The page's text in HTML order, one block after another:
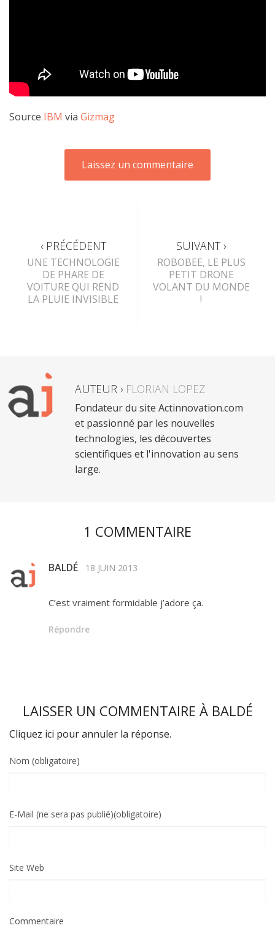
Source IBM via Gizmag
‹ PRÉCÉDENT
UNE TECHNOLOGIE
DE PHARE DE
VOITURE QUI REND
LA PLUIE INVISIBLE
SUIVANT ›
ROBOBEE, LE PLUS
PETIT DRONE
VOLANT DU MONDE
!
AUTEUR › FLORIAN LOPEZ
Fondateur du site Actinnovation.com
et passionné par les nouvelles
technologies, les découvertes
scientifiques et l'innovation au sens
large.
1 COMMENTAIRE
BALDÉ 18 JUIN 2013
C’est vraiment formidable j’adore ça.
Répondre
LAISSER UN COMMENTAIRE À BALDÉ
Cliquez ici pour annuler la réponse.
Nom (obligatoire)
E-Mail (ne sera pas publié)(obligatoire)
Site Web
Commentaire